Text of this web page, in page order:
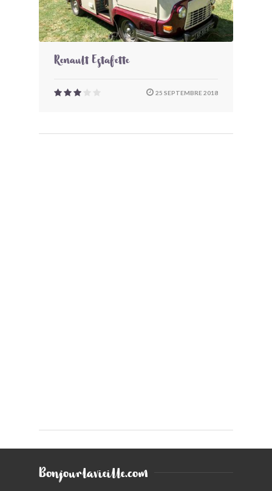
Renault Estafette
25 SEPTEMBRE 2018
Bonjourlavieille.com